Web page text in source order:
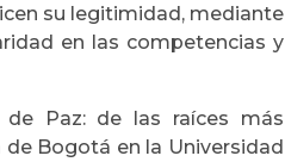
su legitimidad, mediante
en las competencias y
Paz: de las raíces más
Bogotá en la Universidad